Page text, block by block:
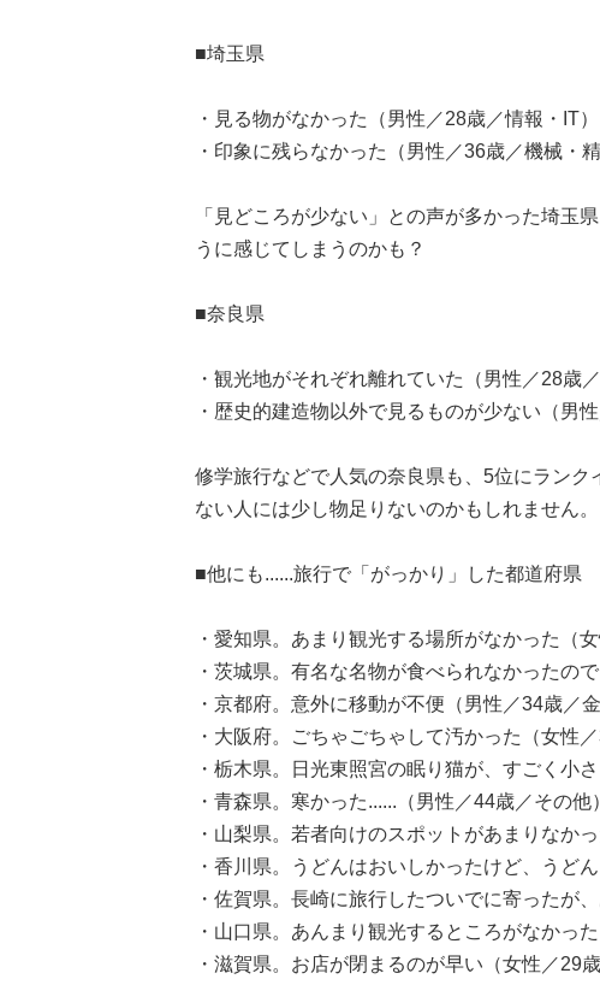
■埼玉県
・見る物がなかった（男性／28歳／情報・IT）
・印象に残らなかった（男性／36歳／機械・精
「見どころが少ない」との声が多かった埼玉
うに感じてしまうのかも？
■奈良県
・観光地がそれぞれ離れていた（男性／28歳／
・歴史的建造物以外で見るものが少ない（男
修学旅行などで人気の奈良県も、5位にラン
ない人には少し物足りないのかもしれません。
■他にも......旅行で「がっかり」した都道府県
・愛知県。あまり観光する場所がなかった（
・茨城県。有名な名物が食べられなかったの
・京都府。意外に移動が不便（男性／34歳／
・大阪府。ごちゃごちゃして汚かった（女性／
・栃木県。日光東照宮の眠り猫が、すごく小
・青森県。寒かった......（男性／44歳／その他）
・山梨県。若者向けのスポットがあまりなか
・香川県。うどんはおいしかったけど、うど
・佐賀県。長崎に旅行したついでに寄ったが
・山口県。あんまり観光するところがなかっ
・滋賀県。お店が閉まるのが早い（女性／29